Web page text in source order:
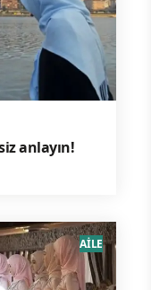
anlayın!
AİLE